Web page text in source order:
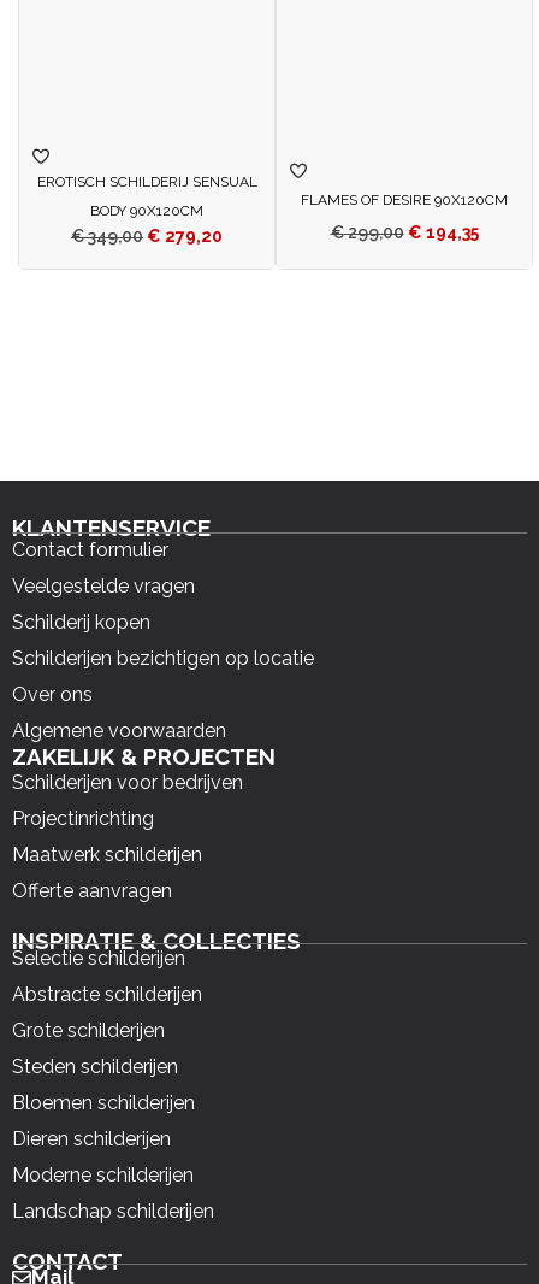
EROTISCH SCHILDERIJ SENSUAL
BODY 90X120CM
€349,00 € 279,20
FLAMES OF DESIRE 90X120CM
€299,00 € 194,35
KLANTENSERVICE
Contact formulier
Veelgestelde vragen
Schilderij kopen
Schilderijen bezichtigen op locatie
Over ons
Algemene voorwaarden
ZAKELIJK & PROJECTEN
Schilderijen voor bedrijven
Projectinrichting
Maatwerk schilderijen
Offerte aanvragen
INSPIRATIE & COLLECTIES
Selectie schilderijen
Abstracte schilderijen
Grote schilderijen
Steden schilderijen
Bloemen schilderijen
Dieren schilderijen
Moderne schilderijen
Landschap schilderijen
CONTACT
Mail